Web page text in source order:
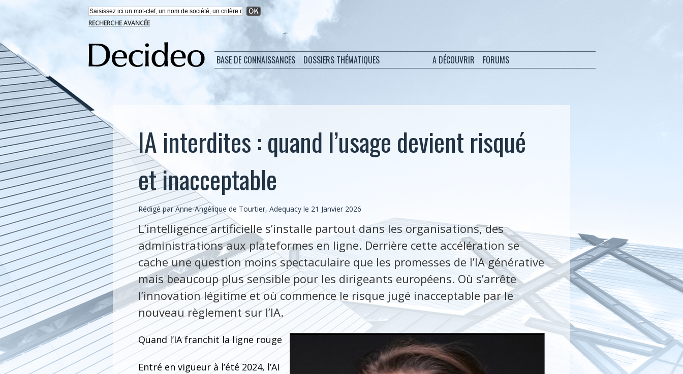
RECHERCHE AVANCÉE
BASE DE CONNAISSANCES DOSSIERS THÉMATIQUES A DÉCOUVRIR FORUMS
IA interdites : quand l’usage devient risqué
et inacceptable
Rédigé par Anne-Angélique de Tourtier, Adequacy le 21 Janvier 2026
L’intelligence artificielle s’installe partout dans les organisations, des
administrations aux plateformes en ligne. Derrière cette accélération se
cache une question moins spectaculaire que les promesses de l’IA générative
mais beaucoup plus sensible pour les dirigeants européens. Où s’arrête
l’innovation légitime et où commence le risque jugé inacceptable par le
nouveau règlement sur l’IA.
Quand l’IA franchit la ligne rouge
Entré en vigueur à l’été 2024, l’AI